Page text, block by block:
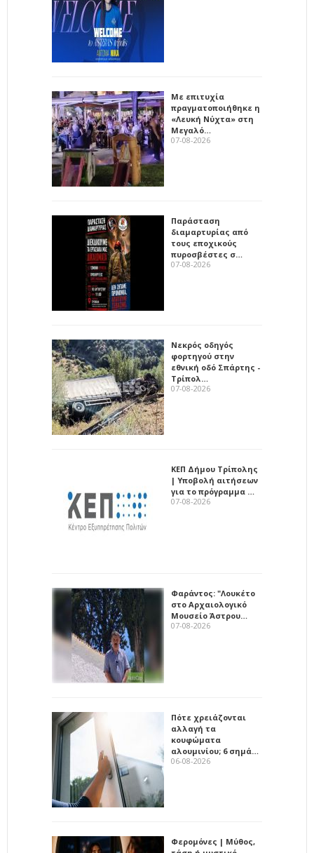
Με επιτυχία
πραγματοποιήθηκε η
«Λευκή Νύχτα» στη
Μεγαλό…
07-08-2026
Παράσταση
διαμαρτυρίας από
τους εποχικούς
πυροσβέστες σ…
07-08-2026
Νεκρός οδηγός
φορτηγού στην
εθνική οδό Σπάρτης -
Τρίπολ…
07-08-2026
ΚΕΠ Δήμου Τρίπολης
| Υποβολή αιτήσεων
για το πρόγραμμα …
07-08-2026
Φαράντος: "Λουκέτο
στο Αρχαιολογικό
Μουσείο Άστρου…
07-08-2026
Πότε χρειάζονται
αλλαγή τα
κουφώματα
αλουμινίου; 6 σημά…
06-08-2026
Φερομόνες | Μύθος,